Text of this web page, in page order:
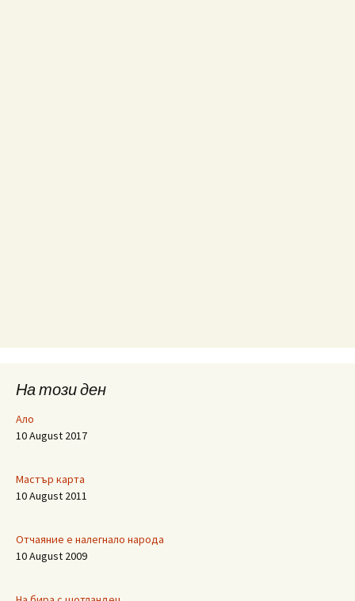
На този ден
Ало
10 August 2017
Мастър карта
10 August 2011
Отчаяние е налегнало народа
10 August 2009